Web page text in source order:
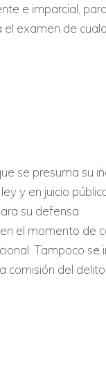
e imparcial,
el examen de
se presuma su
y en juicio
su defensa.
el momento de
Tampoco se
comisión del delito.